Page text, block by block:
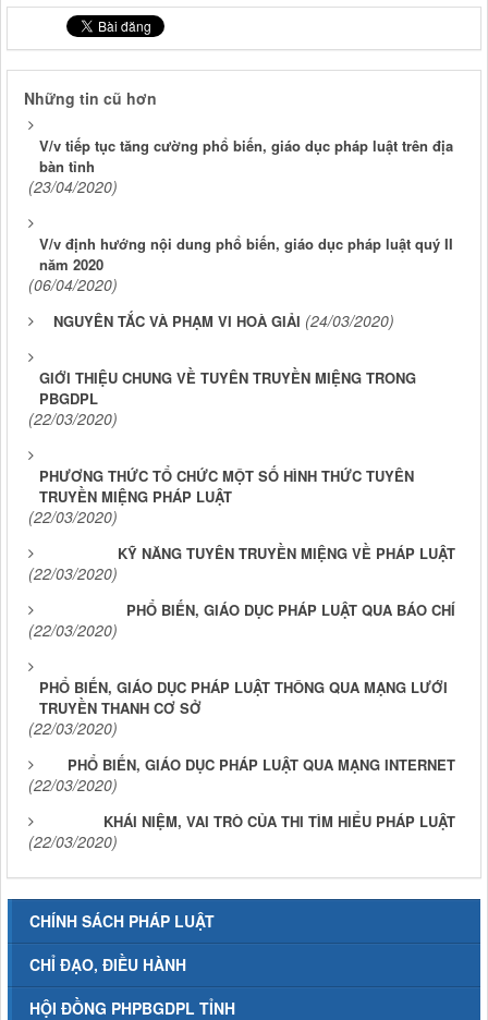
Những tin cũ hơn
V/v tiếp tục tăng cường phổ biến, giáo dục pháp luật trên địa
bàn tỉnh
(23/04/2020)
V/v định hướng nội dung phổ biến, giáo dục pháp luật quý II
năm 2020
(06/04/2020)
NGUYÊN TẮC VÀ PHẠM VI HOÀ GIẢI (24/03/2020)
GIỚI THIỆU CHUNG VỀ TUYÊN TRUYỀN MIỆNG TRONG
PBGDPL
(22/03/2020)
PHƯƠNG THỨC TỔ CHỨC MỘT SỐ HÌNH THỨC TUYÊN
TRUYỀN MIỆNG PHÁP LUẬT
(22/03/2020)
KỸ NĂNG TUYÊN TRUYỀN MIỆNG VỀ PHÁP LUẬT
(22/03/2020)
PHỔ BIẾN, GIÁO DỤC PHÁP LUẬT QUA BÁO CHÍ
(22/03/2020)
PHỔ BIẾN, GIÁO DỤC PHÁP LUẬT THÔNG QUA MẠNG LƯỚI
TRUYỀN THANH CƠ SỞ
(22/03/2020)
PHỔ BIẾN, GIÁO DỤC PHÁP LUẬT QUA MẠNG INTERNET
(22/03/2020)
KHÁI NIỆM, VAI TRÒ CỦA THI TÌM HIỂU PHÁP LUẬT
(22/03/2020)
CHÍNH SÁCH PHÁP LUẬT
CHỈ ĐẠO, ĐIỀU HÀNH
HỘI ĐỒNG PHPBGDPL TỈNH